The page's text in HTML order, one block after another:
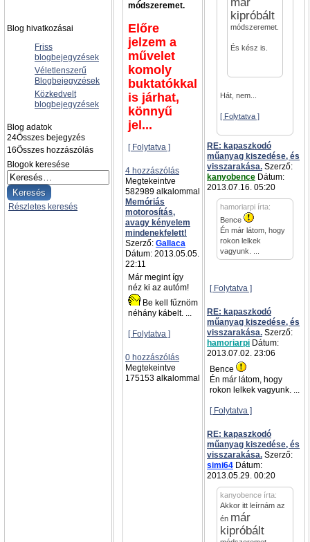
Blog hivatkozásai
Friss
blogbejegyzések
Véletlenszerű
Blogbejegyzések
Közkedvelt
blogbejegyzések
Blog adatok
24Összes bejegyzés
16Összes hozzászólás
Blogok keresése
Részletes keresés
módszeremet.
Előre
jelzem a
művelet
komoly
buktatókkal
is járhat,
könnyű
jel...
[ Folytatva ]
4 hozzászólás
Megtekeintve
582989 alkalommal
Memóriás
motorosítás,
avagy kényelem
mindenekfelett!
Szerző: Gallaca
Dátum: 2013.05.05.
22:11
Már megint így
néz ki az autóm!
Be kell fűznöm
néhány kábelt. ...
[ Folytatva ]
0 hozzászólás
Megtekeintve
175153 alkalommal
kipróbált
módszeremet.
És kész is.
Hát, nem...
[ Folytatva ]
RE: kapaszkodó
műanyag kiszedése, és
visszarakása. Szerző:
kanyobence Dátum:
2013.07.16. 05:20
hamoriarpi írta:
Bence
Én már látom, hogy
rokon lelkek
vagyunk. ...
[ Folytatva ]
RE: kapaszkodó
műanyag kiszedése, és
visszarakása. Szerző:
hamoriarpi Dátum:
2013.07.02. 23:06
Bence
Én már látom, hogy
rokon lelkek vagyunk. ...
[ Folytatva ]
RE: kapaszkodó
műanyag kiszedése, és
visszarakása. Szerző:
simi64 Dátum:
2013.05.29. 00:20
kanyobence írta:
Akkor itt leírnám az
én már
kipróbált